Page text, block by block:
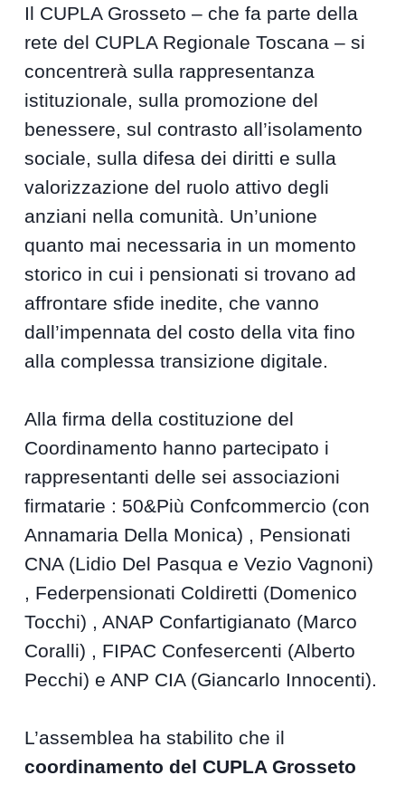
Il CUPLA Grosseto – che fa parte della
rete del CUPLA Regionale Toscana – si
concentrerà sulla rappresentanza
istituzionale, sulla promozione del
benessere, sul contrasto all’isolamento
sociale, sulla difesa dei diritti e sulla
valorizzazione del ruolo attivo degli
anziani nella comunità. Un’unione
quanto mai necessaria in un momento
storico in cui i pensionati si trovano ad
affrontare sfide inedite, che vanno
dall’impennata del costo della vita fino
alla complessa transizione digitale.
Alla firma della costituzione del
Coordinamento hanno partecipato i
rappresentanti delle sei associazioni
firmatarie : 50&Più Confcommercio (con
Annamaria Della Monica) , Pensionati
CNA (Lidio Del Pasqua e Vezio Vagnoni)
, Federpensionati Coldiretti (Domenico
Tocchi) , ANAP Confartigianato (Marco
Coralli) , FIPAC Confesercenti (Alberto
Pecchi) e ANP CIA (Giancarlo Innocenti).
L’assemblea ha stabilito che il
coordinamento del CUPLA Grosseto